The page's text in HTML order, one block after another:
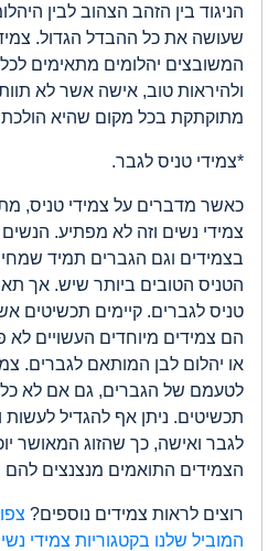
הניגוד בין הזהב הצהוב לבין
שעושה את כל ההבדל הגדול.
המשובצים יהלומים מתאימים
ולהיראות טוב, אישה אשר לא
מתוקתקת בכל מקום שהיא הולכת
*צמידי טניס לגבר.
כאשר מדברים על צמידי טניס,
צמידי נשים וזה לא מפתיע.
בצמידים וגם הגברים תמיד
הטניס הטובים ביותר שיש. אך
טניס לגברים. קיימים תכשיטים
הם צמידים מיוחדים העשויים לא
או יהלום לבן המותאם לגברים.
לטעמם של הגברים, גם אם לא כל
תכשיטים. ניתן אף להגדיל לעשות
לגבר ואישה, כך שהזוג המאושר
הצמידים התואמים מנצנצים
רוצים לראות צמידים נוספים?
המוביל שלנו בקטגוריות צמידי